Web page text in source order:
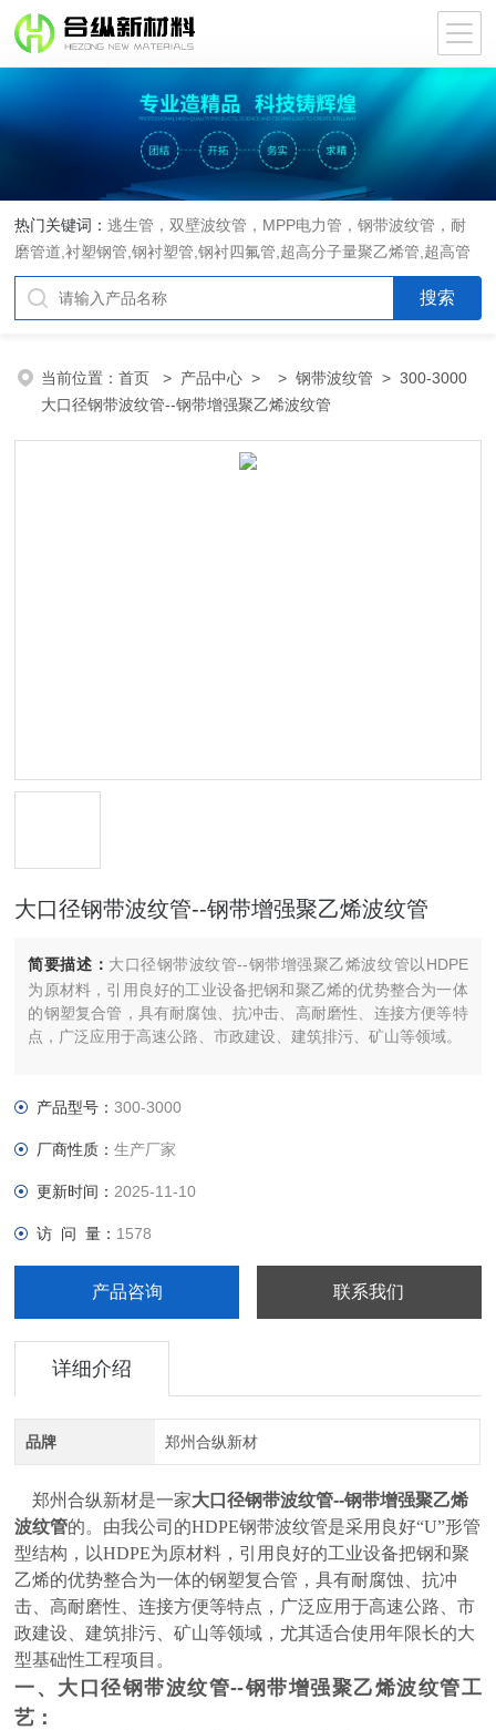
热门关键词：逃生管，双壁波纹管，MPP电力管，钢带波纹管，耐
磨管道,衬塑钢管,钢衬塑管,钢衬四氟管,超高分子量聚乙烯管,超高管
当前位置：首页 > 产品中心 > >钢带波纹管 > 300-3000
大口径钢带波纹管--钢带增强聚乙烯波纹管
大口径钢带波纹管--钢带增强聚乙烯波纹管
简要描述： 大口径钢带波纹管--钢带增强聚乙烯波纹管以HDPE
为原材料，引用良好的工业设备把钢和聚乙烯的优势整合为一体
的钢塑复合管，具有耐腐蚀、抗冲击、高耐磨性、连接方便等特
点，广泛应用于高速公路、市政建设、建筑排污、矿山等领域。
产品型号：300-3000
厂商性质：生产厂家
更新时间： 2025-11-10
访 问 量： 1578
产品咨询 联系我们
详细介绍
品牌 郑州合纵新材
郑州合纵新材是一家大口径钢带波纹管--钢带增强聚乙烯
波纹管的。由我公司的HDPE钢带波纹管是采用良好“U”形管
型结构，以HDPE为原材料，引用良好的工业设备把钢和聚
乙烯的优势整合为一体的钢塑复合管，具有耐腐蚀、抗冲
击、高耐磨性、连接方便等特点，广泛应用于高速公路、市
政建设、建筑排污、矿山等领域，尤其适合使用年限长的大
型基础性工程项目。
一、大口径钢带波纹管--钢带增强聚乙烯波纹管工
艺：